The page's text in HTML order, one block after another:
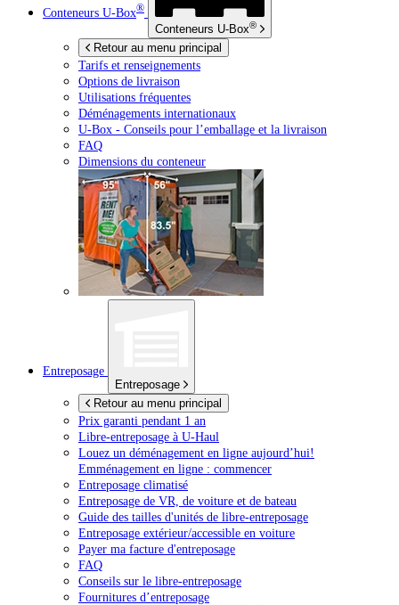
Conteneurs U-Box®
Conteneurs U-Box®
Retour au menu principal
Tarifs et renseignements
Options de livraison
Utilisations fréquentes
Déménagements internationaux
U-Box - Conseils pour l’emballage et la livraison
FAQ
Dimensions du conteneur
Entreposage
Entreposage
Retour au menu principal
Prix garanti pendant 1 an
Libre-entreposage à U-Haul
Louez un déménagement en ligne aujourd’hui!
Emménagement en ligne : commencer
Entreposage climatisé
Entreposage de VR, de voiture et de bateau
Guide des tailles d'unités de libre-entreposage
Entreposage extérieur/accessible en voiture
Payer ma facture d'entreposage
FAQ
Conseils sur le libre-entreposage
Fournitures d’entreposage